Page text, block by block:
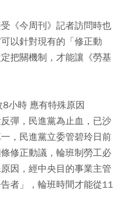
《今周刊》記者訪問時也
以針對現有的「修正動
把關機制，才能讓《勞基
小時 應有特殊原因
彈，民進黨為止血，已沙
，民進黨立委管碧玲日前
修正動議，輪班制勞工必
因，經中央目的事業主管
者」，輪班時間才能從11